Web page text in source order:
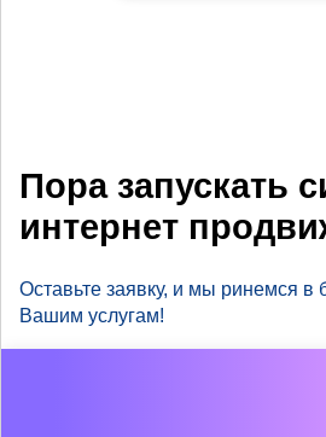
Пора запускать
интернет
Оставьте заявку, и мы ринемся в
Вашим услугам!